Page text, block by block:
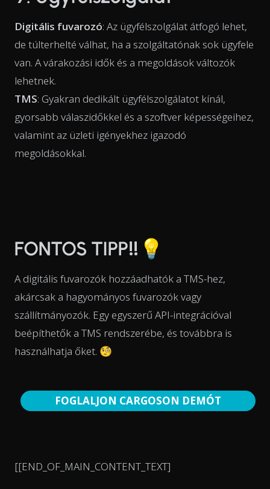
Digitális fuvarozó: Az ügyfélszolgálat átfogó lehet,
de túlterhelté válhat, ha a szolgáltatónak sok ügyfele
van. A várakozási idők és a megoldások változók
lehetnek.
TMS: Gyakran dedikált ügyfélszolgálatot kínál,
gyorsabb válaszidőkkel és a szoftver képességeihez,
valamint az üzleti igényekhez igazodó
megoldásokkal.
FONTOS TIPP‼️💡
A digitális fuvarozók hozzáadhatók a TMS-hez,
akárcsak a hagyományos fuvarozók vagy
szállítmányozók. Egy egyszerű API-integrációval
beépíthetők a TMS rendszerébe, és továbbra is
használhatja őket. 🧐
FOGLALJON CARGOSON DEMÓT
[[END_OF_MAIN_CONTENT_TEXT]